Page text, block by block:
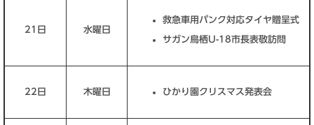
21日 水曜日
救急車用パンク対応タイヤ贈呈式
サガン鳥栖U-18市長表敬訪問
22日 木曜日 ひかり園クリスマス発表会